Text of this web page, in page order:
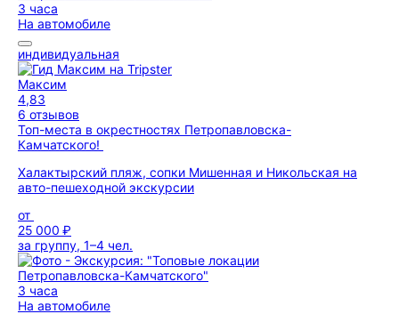
3 часа
На автомобиле
индивидуальная
Максим
4,83
6 отзывов
Топ-места в окрестностях Петропавловска-
Камчатского!
Халактырский пляж, сопки Мишенная и Никольская на
авто-пешеходной экскурсии
от
25 000 ₽
за группу, 1–4 чел.
3 часа
На автомобиле